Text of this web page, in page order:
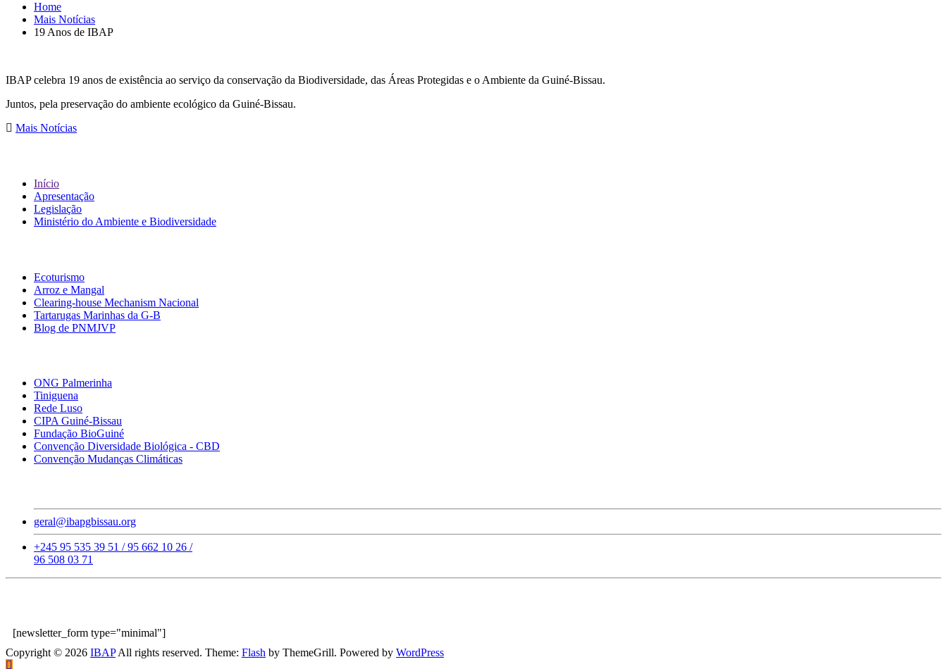
Home
Mais Notícias
19 Anos de IBAP
IBAP celebra 19 anos de existência ao serviço da conservação da Biodiversidade, das Áreas Protegidas e o Ambiente da Guiné-Bissau.
Juntos, pela preservação do ambiente ecológico da Guiné-Bissau.
Mais Notícias
Início
Apresentação
Legislação
Ministério do Ambiente e Biodiversidade
Ecoturismo
Arroz e Mangal
Clearing-house Mechanism Nacional
Tartarugas Marinhas da G-B
Blog de PNMJVP
ONG Palmerinha
Tiniguena
Rede Luso
CIPA Guiné-Bissau
Fundação BioGuiné
Convenção Diversidade Biológica - CBD
Convenção Mudanças Climáticas
geral@ibapgbissau.org
+245 95 535 39 51 / 95 662 10 26 /
96 508 03 71
[newsletter_form type="minimal"]
Copyright © 2026 IBAPAll rights reserved. Theme: Flash by ThemeGrill. Powered by WordPress